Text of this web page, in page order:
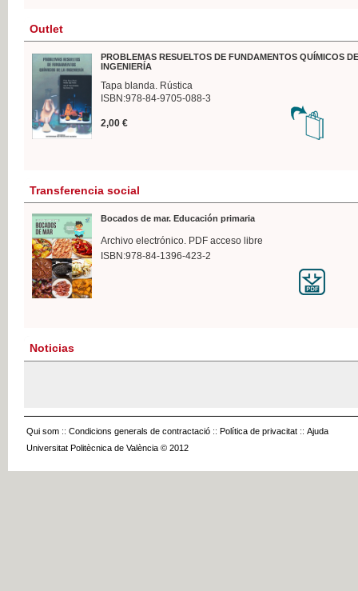
Outlet
PROBLEMAS RESUELTOS DE FUNDAMENTOS QUÍMICOS
INGENIERÍA
Tapa blanda. Rústica
ISBN:978-84-9705-088-3
2,00 €
Transferencia social
Bocados de mar. Educación primaria
Archivo electrónico. PDF acceso libre
ISBN:978-84-1396-423-2
Noticias
Qui som :: Condicions generals de contractació :: Política de privacitat :: Ajuda
Universitat Politècnica de València © 2012